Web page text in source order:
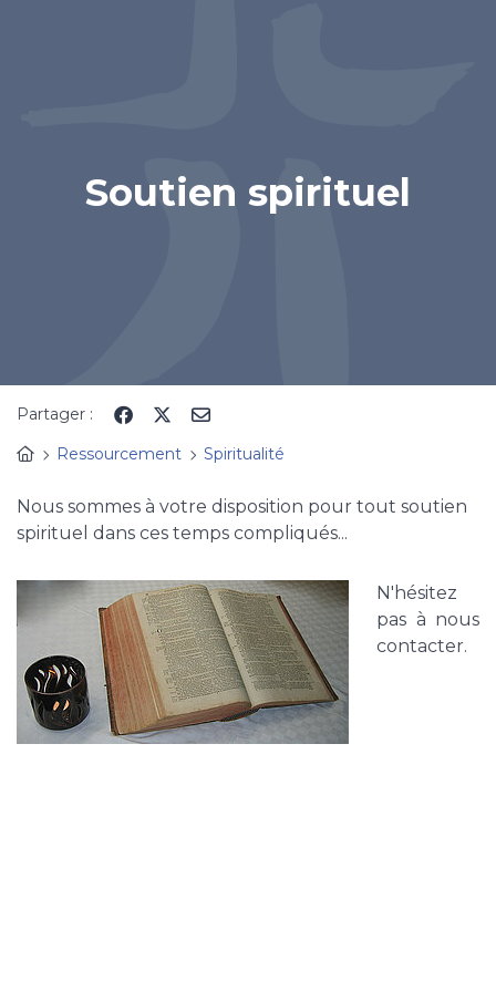
Soutien spirituel
Partager :
Ressourcement
Spiritualité
Nous sommes à votre disposition pour tout soutien
spirituel dans ces temps compliqués...
N'hésitez
pas à nous
contacter.